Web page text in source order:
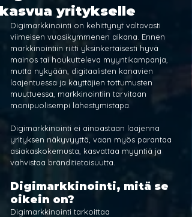
kasvua yritykselle
Digimarkkinointi on kehittynyt valtavasti
viimeisen vuosikymmenen aikana. Ennen
markkinointiin riitti yksinkertaisesti hyvä
mainos tai houkutteleva myyntikampanja,
mutta nykyään, digitaalisten kanavien
laajentuessa ja käyttäjien tottumusten
muuttuessa, markkinointiin tarvitaan
monipuolisempi lähestymistapa.
Digimarkkinointi ei ainoastaan laajenna
yrityksen näkyvyyttä, vaan myös parantaa
asiakaskokemusta, kasvattaa myyntiä ja
vahvistaa bränditietoisuutta.
Digimarkkinointi, mitä se
oikein on?
Digimarkkinointi tarkoittaa